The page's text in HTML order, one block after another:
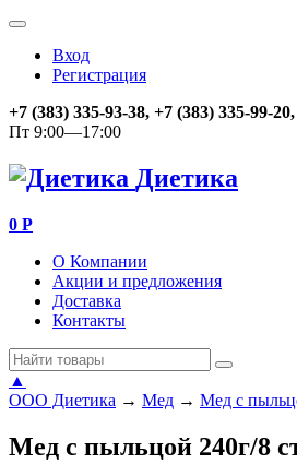
Вход
Регистрация
+7 (383) 335-93-38, +7 (383) 335-99-
Пт 9:00—17:00
Диетика
0 Р
О Компании
Акции и предложения
Доставка
Контакты
▲
ООО Диетика → Мед → Мед с
Мед с пыльцой 240г/8